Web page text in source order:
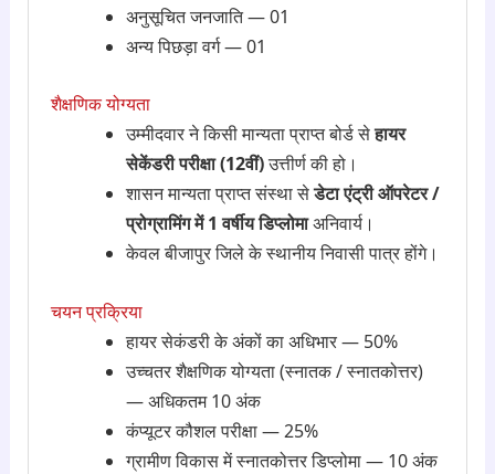
अनुसूचित जनजाति — 01
अन्य पिछड़ा वर्ग — 01
शैक्षणिक योग्यता
उम्मीदवार ने किसी मान्यता प्राप्त बोर्ड सेहायर
सेकेंडरी परीक्षा (12वीं)उत्तीर्ण की हो।
शासन मान्यता प्राप्त संस्था सेडेटा एंट्री ऑपरेटर /
प्रोग्रामिंग में 1 वर्षीय डिप्लोमाअनिवार्य।
केवल बीजापुर जिले के स्थानीय निवासी पात्र होंगे।
चयन प्रक्रिया
हायर सेकंडरी के अंकों का अधिभार — 50%
उच्चतर शैक्षणिक योग्यता (स्नातक / स्नातकोत्तर)
— अधिकतम 10 अंक
कंप्यूटर कौशल परीक्षा — 25%
ग्रामीण विकास में स्नातकोत्तर डिप्लोमा — 10 अंक